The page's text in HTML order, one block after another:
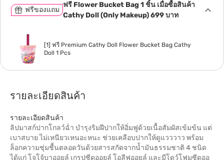
ฟรีของแถม
ฟรี Flower Bucket Bag 1 ชิ้น เมื่อซื้อสินค้า
Cathy Doll (Only Makeup) 699 บาท
[1] ฟรี Premium Cathy Doll Flower Bucket Bag Cathy
Doll 1 Pcs
รายละเอียดสินค้า
รายละเอียดสินค้า
ลิปมาสก์ปากโกลว์ฉ่ำ บำรุงริมฝีปากให้อิ่มฟูด้วยเนื้อสัมผัสเข้มข้น แต่
เบาสบาย ไม่เหนียวเหนอะหนะ ช่วยเคลือบปากให้ดูแวววาว พร้อม
ล็อกความชุ่มชื้นตลอดวันด้วยสารสกัดจากน้ำมันธรรมชาติ 4 ชนิด
ได้แก่ โจโจ้บาออยล์ เกรปซีดออยล์ โอลีฟออยล์ และมีโดว์โฟมซีดออ